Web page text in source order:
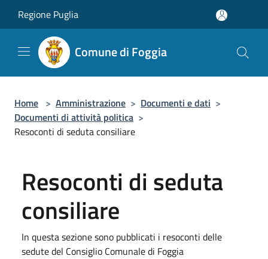
Regione Puglia
Comune di Foggia
Home > Amministrazione > Documenti e dati >
Documenti di attività politica >
Resoconti di seduta consiliare
Resoconti di seduta
consiliare
In questa sezione sono pubblicati i resoconti delle
sedute del Consiglio Comunale di Foggia